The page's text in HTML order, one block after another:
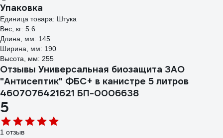
Упаковка
Единица товара: Штука
Вес, кг: 5.6
Длина, мм: 145
Ширина, мм: 190
Высота, мм: 255
Отзывы Универсальная биозащита ЗАО
"Антисептик" ФБС+ в канистре 5 литров
4607076421621 БП-0006638
5
1 отзыв